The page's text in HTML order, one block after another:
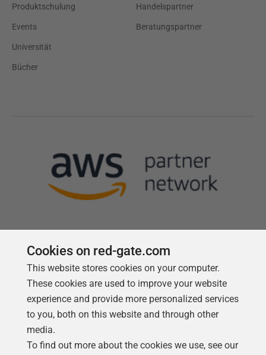
Produktschulung
Events
Universität
Bücher
Handelspartner
Beratungspartner
Follow us
Cookies on red-gate.com
This website stores cookies on your computer.
These cookies are used to improve your website
experience and provide more personalized services
to you, both on this website and through other
media.
To find out more about the cookies we use, see our